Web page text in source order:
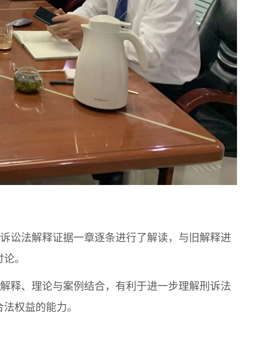
讼法解释证据一章逐条进行了解读，与旧 解释进
。
解释、 理论与案例结合，有利于进一步理解刑诉法
权益的能力。